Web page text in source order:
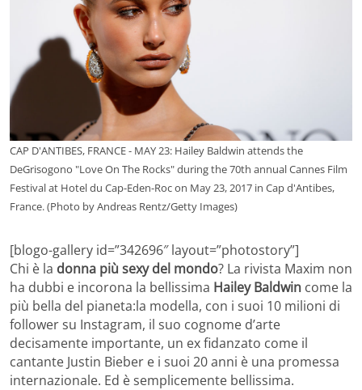
CAP D'ANTIBES, FRANCE - MAY 23: Hailey Baldwin attends the
DeGrisogono "Love On The Rocks" during the 70th annual Cannes Film
Festival at Hotel du Cap-Eden-Roc on May 23, 2017 in Cap d'Antibes,
France. (Photo by Andreas Rentz/Getty Images)
[blogo-gallery id=”342696″ layout=”photostory”]
Chi è la donna più sexy del mondo? La rivista Maxim non
ha dubbi e incorona la bellissima Hailey Baldwin come la
più bella del pianeta:la modella, con i suoi 10 milioni di
follower su Instagram, il suo cognome d’arte
decisamente importante, un ex fidanzato come il
cantante Justin Bieber e i suoi 20 anni è una promessa
internazionale. Ed è semplicemente bellissima.